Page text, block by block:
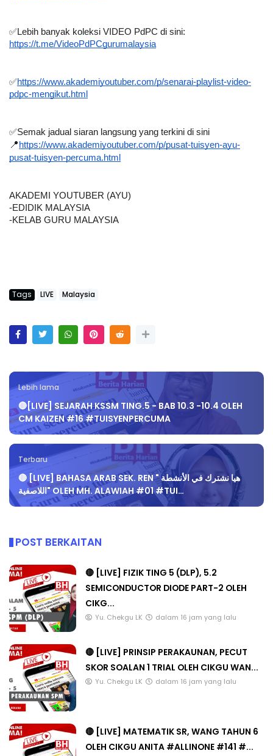
✅Lebih banyak koleksi VIDEO PdPC di sini:
https://t.me/VideoPdPCgurumalaysia
✅https://www.akademiyoutuber.com/p/senarai-playlist-video-
pdpc-mengikut.html
✅Semak jadual siaran langsung yang terkini di sini
📍 https://www.akademiyoutuber.com/p/pusat-tuisyen-ayu-
pusat-tuisyen-percuma.html
AKADEMI YOUTUBER (AYU)
-EDIDIK MALAYSIA
-KELAB GURU MALAYSIA
Tags LIVE Malaysia
Lebih lama
🔴[LIVE] SEJARAH KSSM TING.5 - BAB 10.3 -10.4 OLEH
CM KAIZEN #16 #TUISYENPERCUMA
Terbaru
🔴 [LIVE] BAHASA ARAB SEK. REN " هيا نشترك في الأنشطة
اللاصفية" OLEH MH. ALAWIAH #01 #TUI…
POST BERKAITAN
🔴 [LIVE] FIZIK TING 5 (DLP), 5.2
SEMICONDUCTOR DIODE PART-2 OLEH
CIKG...
Yu. Chekgu LK dalam 16 jam yang lalu
🔴 [LIVE] PRINSIP PERAKAUNAN, PECUT
SKOR SOALAN 1 TRIAL OLEH CIKGU WAN...
Yu. Chekgu LK dalam 16 jam yang lalu
🔴 [LIVE] MATEMATIK SR, WANG TAHUN 6
OLEH CIKGU ANITA #ALLINONE #141 #...